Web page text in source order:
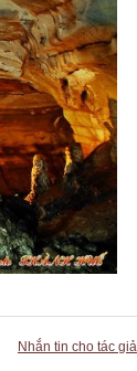
Nhắn tin cho tác giả